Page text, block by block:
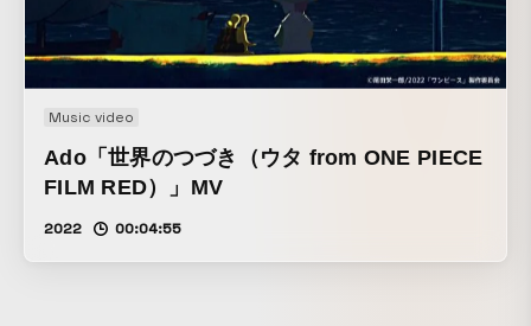
Music video
Ado「世界のつづき（ウタ from ONE PIECE
FILM RED）」MV
2022 00:04:55